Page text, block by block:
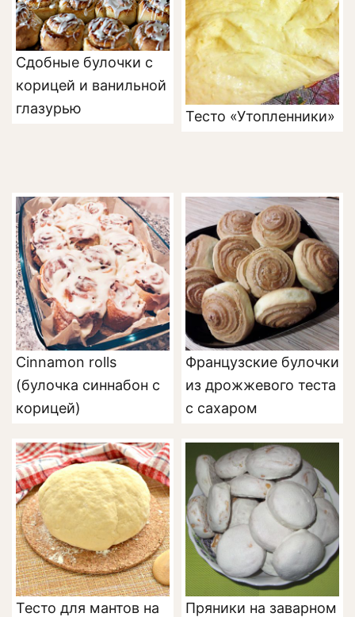
Сдобные булочки с
корицей и ванильной
глазурью
Тесто «Утопленники»
Сinnamon rolls
(булочка синнабон с
корицей)
Французские булочки
из дрожжевого теста
с сахаром
Тесто для мантов на
Пряники на заварном